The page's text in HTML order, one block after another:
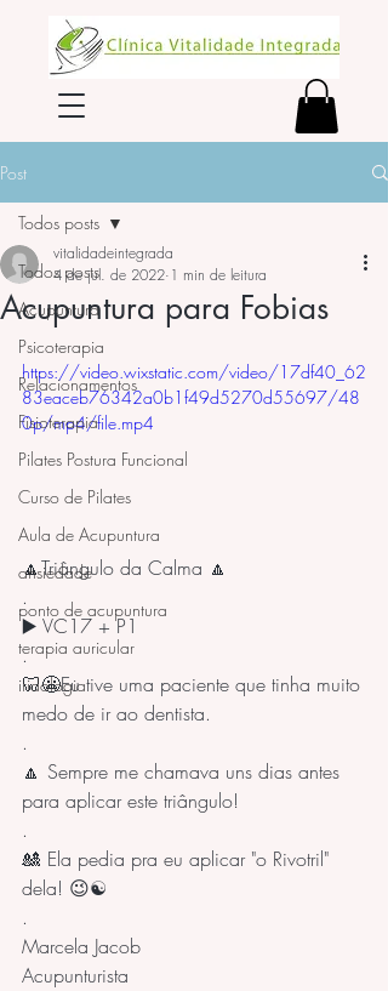
Post
Todos posts
Acupuntura
Psicoterapia
Relacionamentos
Fisioterapia
Pilates Postura Funcional
Curso de Pilates
Aula de Acupuntura
ansiedade
ponto de acupuntura
terapia auricular
iridologia
Todos posts
Acupuntura para Fobias
vitalidadeintegrada
4 de jul. de 2022 1 min de leitura
https://video.wixstatic.com/video/17df40_62
83eaceb76342a0b1f49d5270d55697/48
0p/mp4/file.mp4
🔼Triângulo da Calma 🔼
.
▶️ VC17 + P1
.
🦷😬Eu tive uma paciente que tinha muito
medo de ir ao dentista.
.
🔼 Sempre me chamava uns dias antes
para aplicar este triângulo!
.
🎎 Ela pedia pra eu aplicar "o Rivotril"
dela! 😉☯️
.
Marcela Jacob
Acupunturista